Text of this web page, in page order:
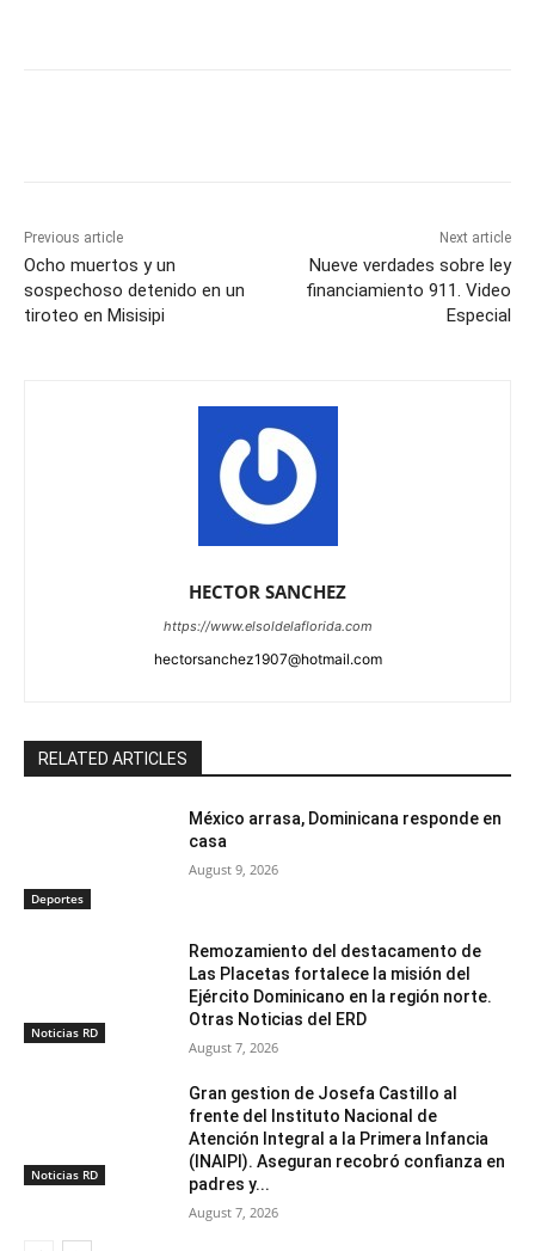
Previous article
Ocho muertos y un
sospechoso detenido en un
tiroteo en Misisipi
Next article
Nueve verdades sobre ley
financiamiento 911. Video
Especial
HECTOR SANCHEZ
https://www.elsoldelaflorida.com
hectorsanchez1907@hotmail.com
RELATED ARTICLES
Deportes
México arrasa, Dominicana responde en
casa
August 9, 2026
Noticias RD
Remozamiento del destacamento de
Las Placetas fortalece la misión del
Ejército Dominicano en la región norte.
Otras Noticias del ERD
August 7, 2026
Noticias RD
Gran gestion de Josefa Castillo al
frente del Instituto Nacional de
Atención Integral a la Primera Infancia
(INAIPI). Aseguran recobró confianza en
padres y...
August 7, 2026